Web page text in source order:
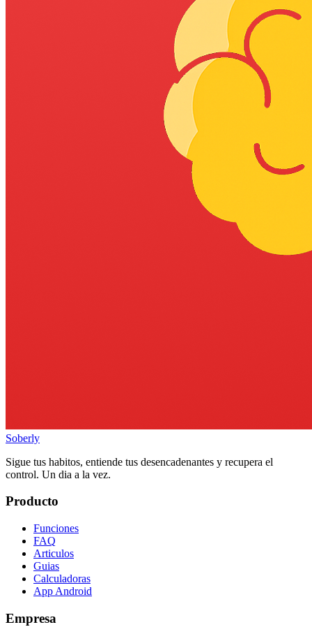
Soberly
Sigue tus habitos, entiende tus desencadenantes y recupera el
control. Un dia a la vez.
Producto
Funciones
FAQ
Articulos
Guias
Calculadoras
App Android
Empresa